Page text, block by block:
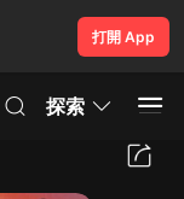
打開 App
探索